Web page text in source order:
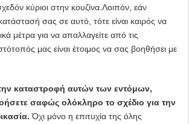
κύριοι στην κουζίνα.Λοιπόν, εάν
σας σε αυτό, τότε είναι καιρός να
μέτρα για να απαλλαγείτε από τις
μας είναι έτοιμος να σας βοηθήσει με
καταστροφή αυτών των εντόμων,
σαφώς ολόκληρο το σχέδιο για την
Όχι μόνο η επιτυχία της όλης